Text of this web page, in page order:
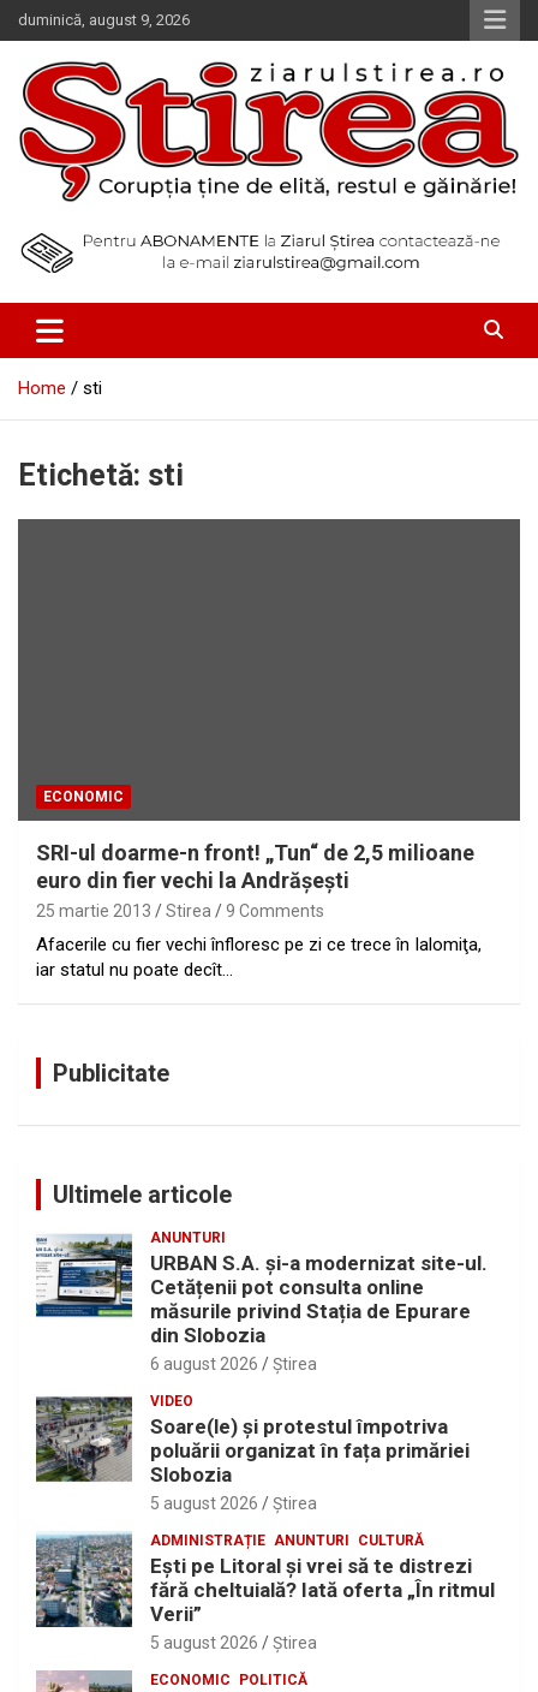
Skip
to
content
duminică, august 9, 2026
Ziarul Știrea
Home sti
Etichetă: sti
ECONOMIC
SRI-ul doarme-n front! „Tun“ de 2,5 milioane
euro din fier vechi la Andrăşeşti
25 martie 2013 Stirea 9 Comments
Afacerile cu fier vechi înfloresc pe zi ce trece în Ialomiţa,
iar statul nu poate decît…
Publicitate
Ultimele articole
ANUNTURI
URBAN S.A. și-a modernizat site-ul.
Cetățenii pot consulta online
măsurile privind Stația de Epurare
din Slobozia
6 august 2026 Ştirea
VIDEO
Soare(le) și protestul împotriva
poluării organizat în fața primăriei
Slobozia
5 august 2026 Ştirea
ADMINISTRAȚIE ANUNTURI CULTURĂ
Eşti pe Litoral şi vrei să te distrezi
fără cheltuială? Iată oferta „În ritmul
Verii”
5 august 2026 Ştirea
ECONOMIC POLITICĂ